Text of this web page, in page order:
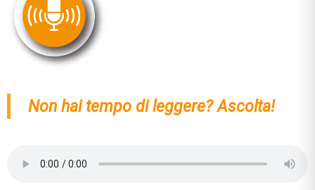
Non hai tempo di leggere? Ascolta!